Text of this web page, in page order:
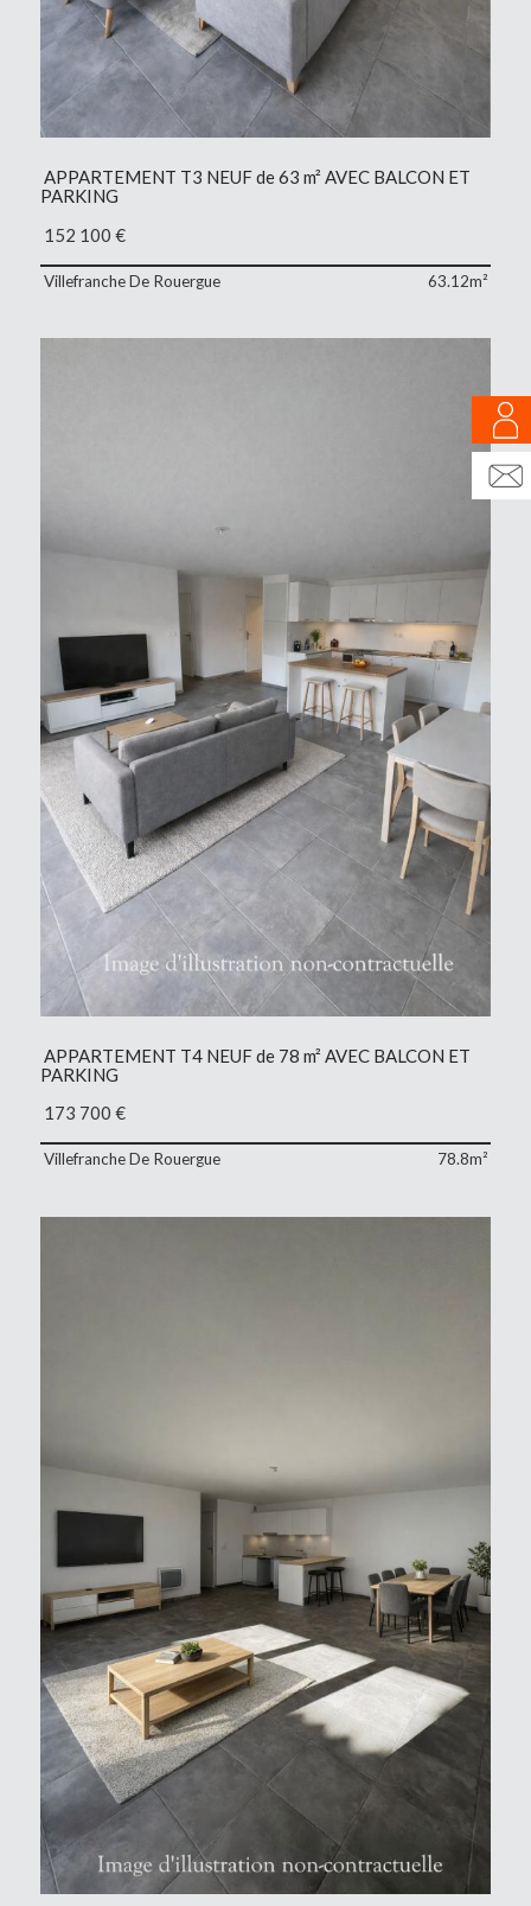
APPARTEMENT T3 NEUF de 63 m² AVEC BALCON ET
PARKING
152 100 €
Villefranche De Rouergue 63.12m²
APPARTEMENT T4 NEUF de 78 m² AVEC BALCON ET
PARKING
173 700 €
Villefranche De Rouergue 78.8m²